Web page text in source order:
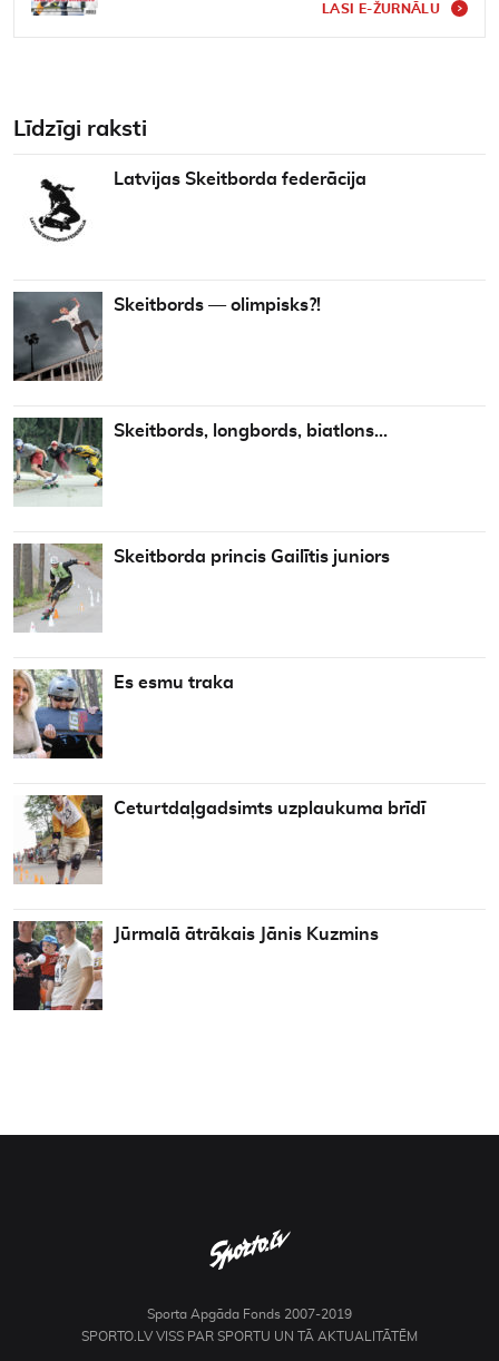
LASI E-ŽURNĀLU
Līdzīgi raksti
Latvijas Skeitborda federācija
Skeitbords — olimpisks?!
Skeitbords, longbords, biatlons…
Skeitborda princis Gailītis juniors
Es esmu traka
Ceturtdaļgadsimts uzplaukuma brīdī
Jūrmalā ātrākais Jānis Kuzmins
Sporta Apgāda Fonds 2007-2019
SPORTO.LV VISS PAR SPORTU UN TĀ AKTUALITĀTĒM